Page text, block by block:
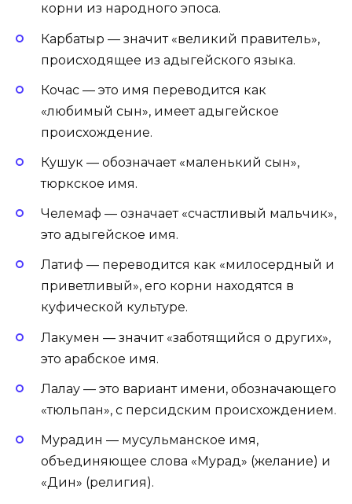
корни из народного эпоса.
Карбатыр — значит «великий правитель»,
происходящее из адыгейского языка.
Кочас — это имя переводится как
«любимый сын», имеет адыгейское
происхождение.
Кушук — обозначает «маленький сын»,
тюркское имя.
Челемаф — означает «счастливый мальчик»,
это адыгейское имя.
Латиф — переводится как «милосердный и
приветливый», его корни находятся в
куфической культуре.
Лакумен — значит «заботящийся о других»,
это арабское имя.
Лалау — это вариант имени, обозначающего
«тюльпан», с персидским происхождением.
Мурадин — мусульманское имя,
объединяющее слова «Мурад» (желание) и
«Дин» (религия).